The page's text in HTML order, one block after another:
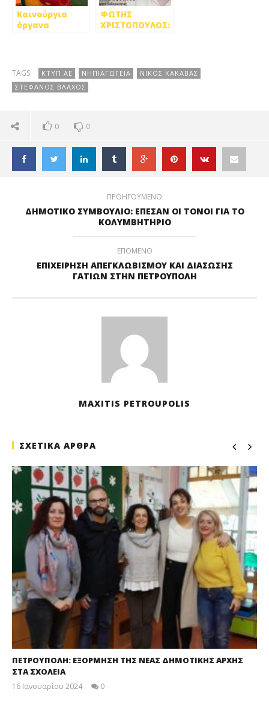
Καινούργια
όργανα
ΦΩΤΗΣ
ΧΡΙΣΤΟΠΟΥΛΟΣ:
ΚΑΙ ΠΡΑΣΙΝΟ
ΣΗΜΕΙΟ ΣΤΗΝ
TAGS: ΚΤΥΠ ΑΕ ΝΗΠΙΑΓΩΓΕΙΑ
ΝΙΚΟΣ ΚΑΚΑΒΑΣ
ΣΤΕΦΑΝΟΣ ΒΛΑΧΟΣ
0 0
ΠΡΟΗΓΟΥΜΕΝΟ
ΔΗΜΟΤΙΚΟ ΣΥΜΒΟΥΛΙΟ: ΕΠΕΣΑΝ ΟΙ ΤΟΝΟΙ ΓΙΑ ΤΟ
ΚΟΛΥΜΒΗΤΗΡΙΟ
ΕΠΟΜΕΝΟ
ΕΠΙΧΕΙΡΗΣΗ ΑΠΕΓΚΛΩΒΙΣΜΟΥ ΚΑΙ ΔΙΑΣΩΣΗΣ
ΓΑΤΙΩΝ ΣΤΗΝ ΠΕΤΡΟΥΠΟΛΗ
MAXITIS PETROUPOLIS
ΣΧΕΤΙΚΑ ΑΡΘΡΑ
ΠΕΤΡΟΥΠΟΛΗ: ΕΞΟΡΜΗΣΗ ΤΗΣ ΝΕΑΣ ΔΗΜΟΤΙΚΗΣ ΑΡΧΗΣ
ΣΤΑ ΣΧΟΛΕΙΑ
16 Ιανουαρίου 2024
0